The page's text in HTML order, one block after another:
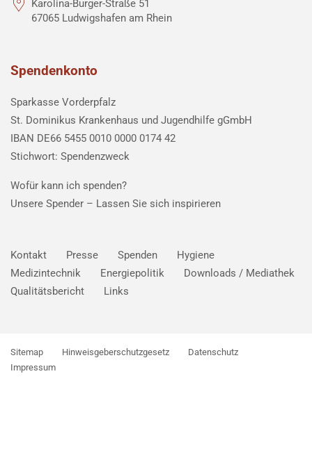
Karolina-Burger-Straße 51
67065 Ludwigshafen am Rhein
Spendenkonto
Sparkasse Vorderpfalz
St. Dominikus Krankenhaus und Jugendhilfe gGmbH
IBAN DE66 5455 0010 0000 0174 42
Stichwort: Spendenzweck
Wofür kann ich spenden?
Unsere Spender – Lassen Sie sich inspirieren
Kontakt Presse Spenden
Hygiene
Medizintechnik
Energiepolitik
Downloads / Mediathek
Qualitätsbericht
Links
Sitemap Hinweisgeberschutzgesetz
Datenschutz
Impressum